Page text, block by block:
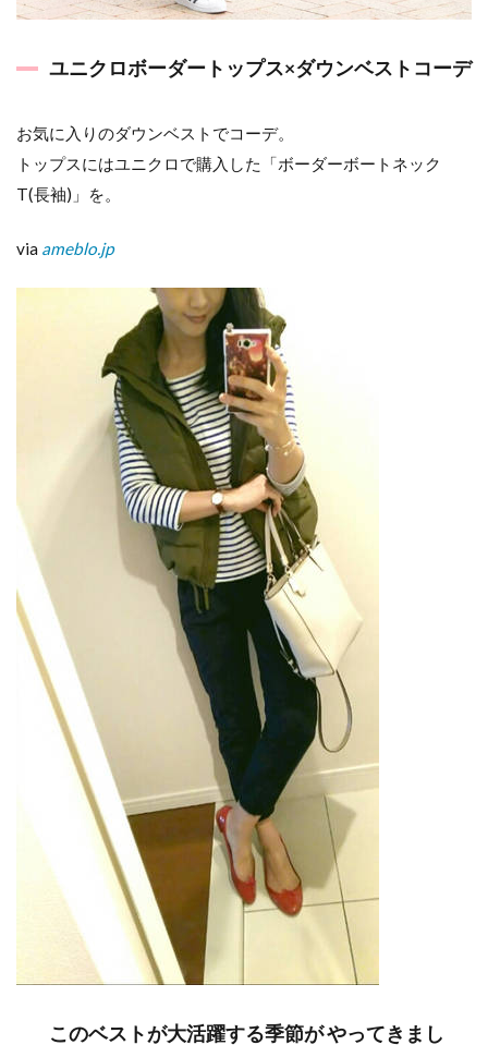
ユニクロボーダートップス×ダウンベストコーデ
お気に入りのダウンベストでコーデ。
トップスにはユニクロで購入した「ボーダーボートネック
T(長袖)」を。
via ameblo.jp
このベストが大活躍する季節が やってきまし